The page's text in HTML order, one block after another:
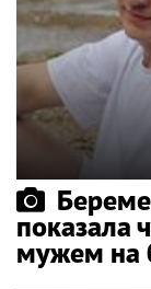
показала
мужем на